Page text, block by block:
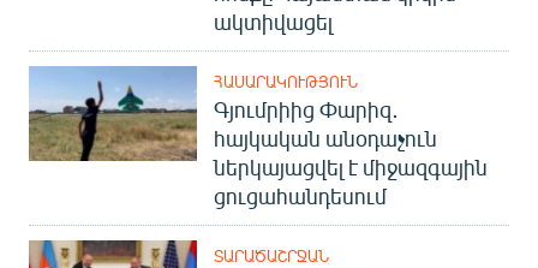
ակտիվացել
ՀԱՍԱՐԱԿՈՒԹՅՈՒՆ
Գյումրիից Փարիզ․
հայկական անօդաչուն
ներկայացվել է միջազգային
ցուցահանդեսում
ՏԱՐԱԾԱՇՐՋԱՆ